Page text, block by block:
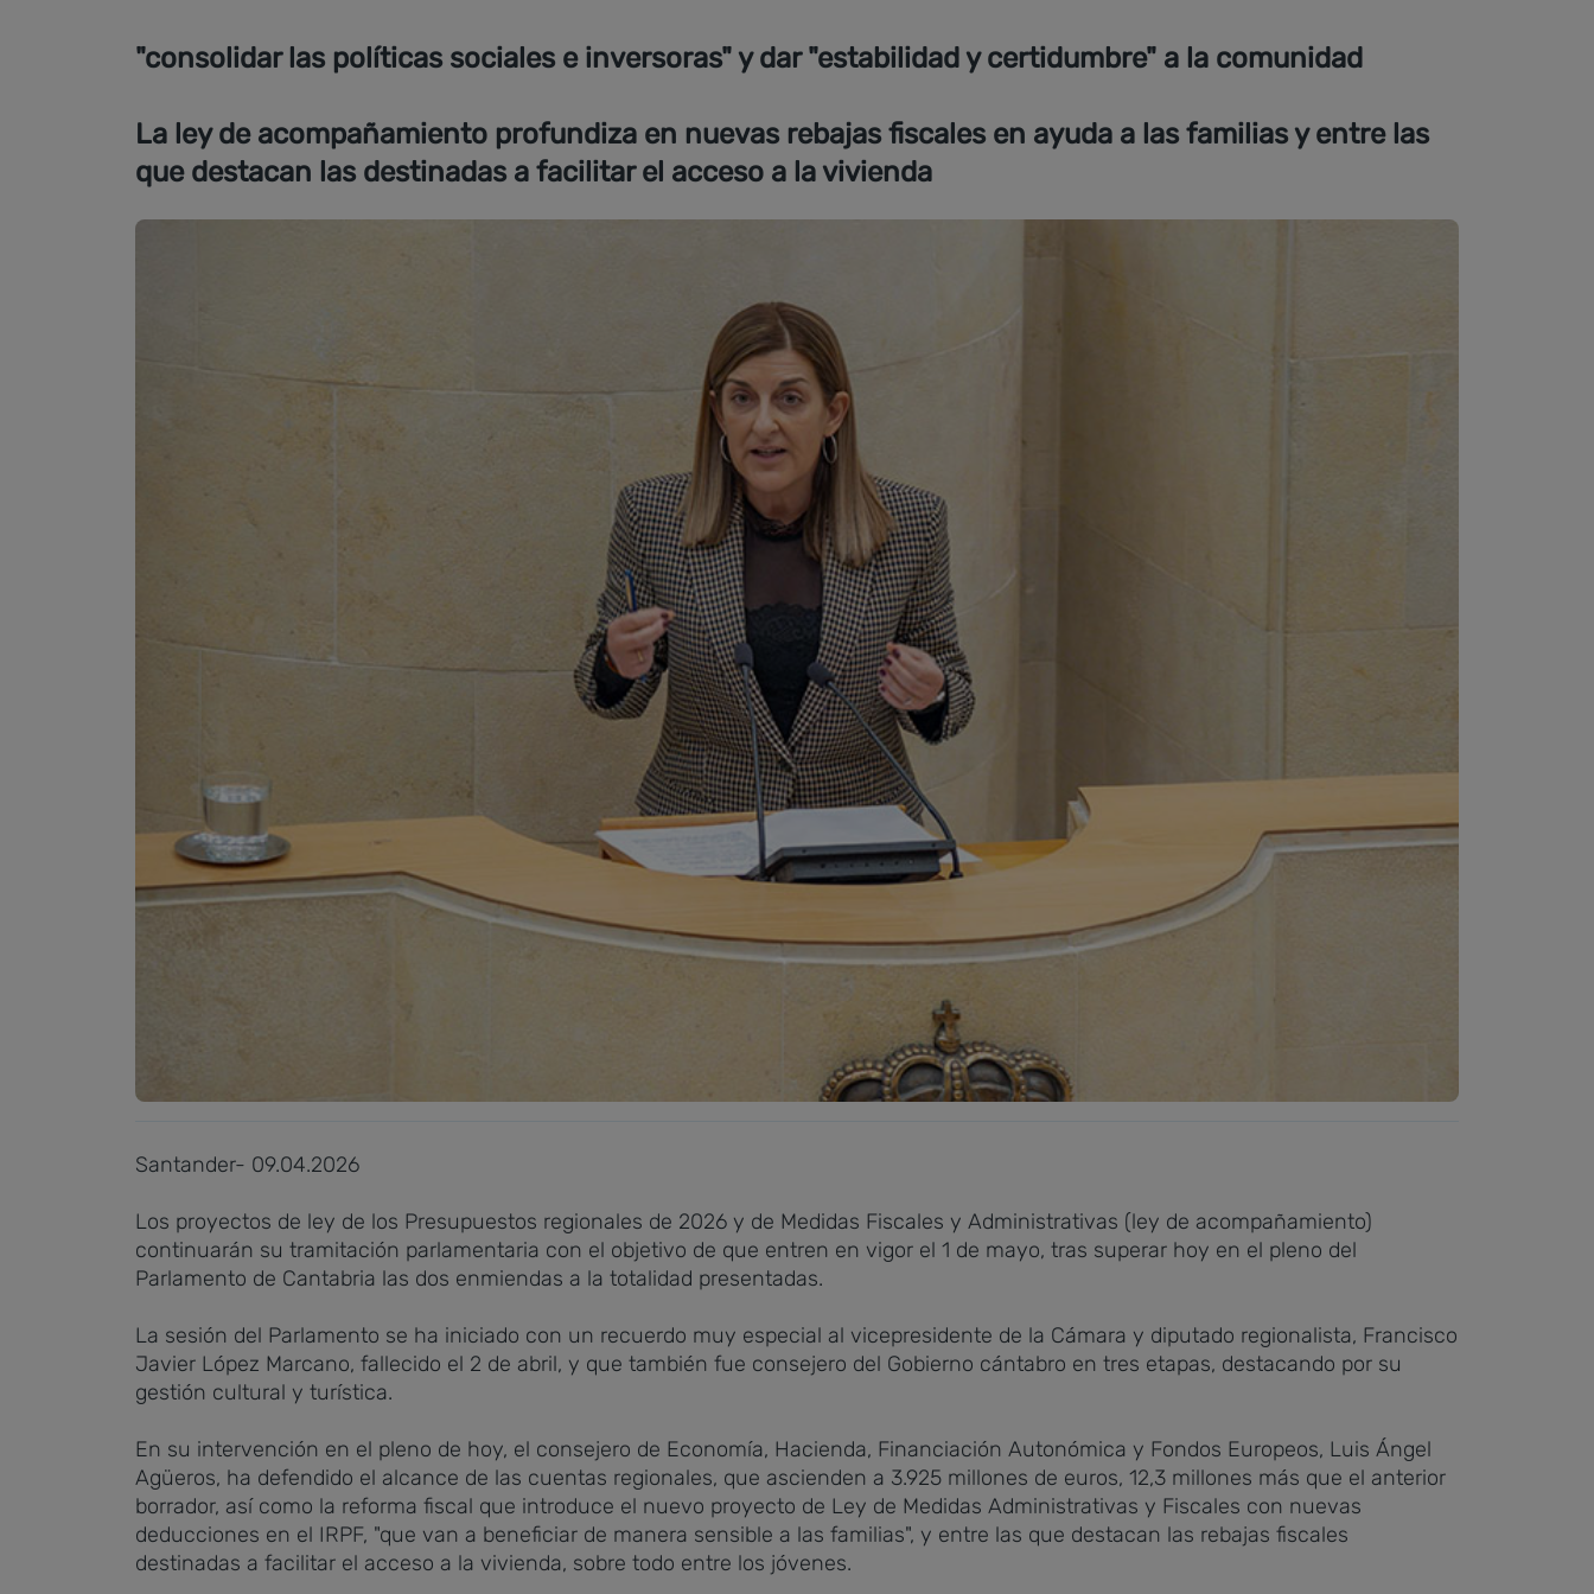
"consolidar las políticas sociales e inversoras" y dar "estabilidad y certidumbre" a la comunidad
La ley de acompañamiento profundiza en nuevas rebajas fiscales en ayuda a las familias y entre las
que destacan las destinadas a facilitar el acceso a la vivienda
Santander- 09.04.2026
Los proyectos de ley de los Presupuestos regionales de 2026 y de Medidas Fiscales y Administrativas (ley de acompañamiento)
continuarán su tramitación parlamentaria con el objetivo de que entren en vigor el 1 de mayo, tras superar hoy en el pleno del
Parlamento de Cantabria las dos enmiendas a la totalidad presentadas.
La sesión del Parlamento se ha iniciado con un recuerdo muy especial al vicepresidente de la Cámara y diputado regionalista, Francisco
Javier López Marcano, fallecido el 2 de abril, y que también fue consejero del Gobierno cántabro en tres etapas, destacando por su
gestión cultural y turística.
En su intervención en el pleno de hoy, el consejero de Economía, Hacienda, Financiación Autonómica y Fondos Europeos, Luis Ángel
Agüeros, ha defendido el alcance de las cuentas regionales, que ascienden a 3.925 millones de euros, 12,3 millones más que el anterior
borrador, así como la reforma fiscal que introduce el nuevo proyecto de Ley de Medidas Administrativas y Fiscales con nuevas
deducciones en el IRPF, "que van a beneficiar de manera sensible a las familias", y entre las que destacan las rebajas fiscales
destinadas a facilitar el acceso a la vivienda, sobre todo entre los jóvenes.